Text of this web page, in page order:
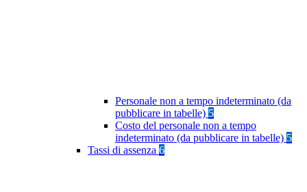
Personale non a tempo indeterminato (da
pubblicare in tabelle) 5
Costo del personale non a tempo
indeterminato (da pubblicare in tabelle) 5
Tassi di assenza 6